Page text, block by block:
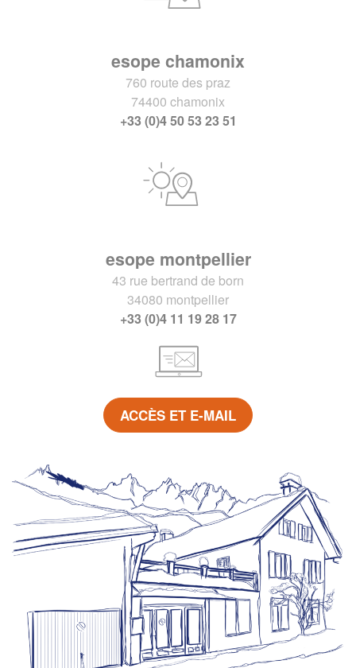
esope chamonix
760 route des praz
74400 chamonix
+33 (0)4 50 53 23 51
esope montpellier
43 rue bertrand de born
34080 montpellier
+33 (0)4 11 19 28 17
ACCÈS ET E-MAIL